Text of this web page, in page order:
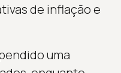
de inflação e
uma